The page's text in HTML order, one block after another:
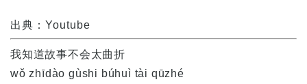
出典：Youtube
我知道故事不会太曲折
wǒ zhīdào gùshi búhuì tài qūzhé